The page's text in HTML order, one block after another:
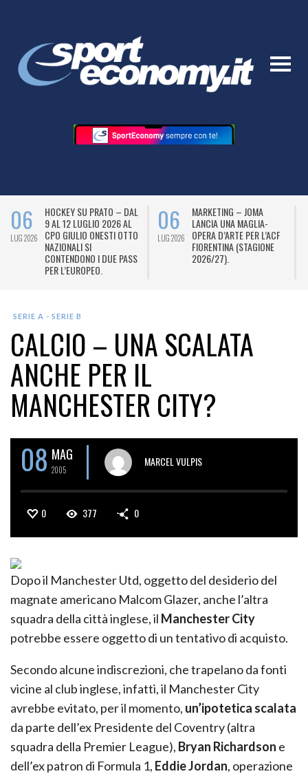
06
LUG 2026
HOCKEY SU PRATO – DAL
9 AL 12 LUGLIO 2026 AL
CPO GIULIO ONESTI OTTO
NAZIONALI SI
CONTENDONO I DUE PASS
PER L’EUROPEO.
06
LUG 2026
MARKETING – JOMA
LANCIA UNA MAGLIA-
OPERA D’ARTE PER L’ACF
FIORENTINA (STAGIONE
2026/27).
SERIE A - SERIE B
CALCIO – UNA SCALATA
ANCHE PER IL
MANCHESTER CITY?
08 MAG
2005
MARCEL VULPIS
0 377 0
Dopo il Manchester Utd, oggetto del desiderio del
magnate americano Malcom Glazer, anche l’altra
squadra della città inglese, il Manchester City
potrebbe essere oggetto di un tentativo di acquisto.
Secondo alcune indiscrezioni, che trapelano da fonti
vicine al club inglese, infatti, il Manchester City
avrebbe evitato, per il momento, un’ipotetica scalata
da parte dell’ex Presidente del Coventry (altra
squadra della Premier League), Bryan Richardson e
dell’ex patron di Formula 1, Eddie Jordan, operazione